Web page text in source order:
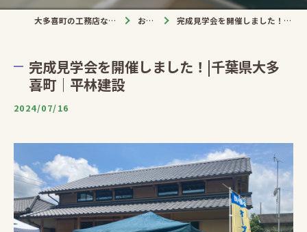
大多喜町の工務店なら平林建設株式会社 お知らせ 完成見学会を開催しました！|千葉県大多喜町｜平林建設
完成見学会を開催しました！|千葉県大多
喜町｜平林建設
2024/07/16